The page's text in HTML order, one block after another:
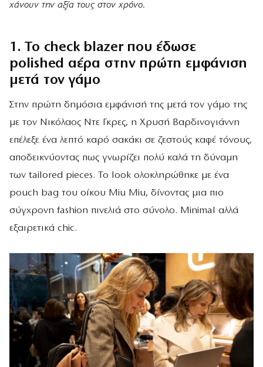
χάνουν την αξία τους στον χρόνο.
1. Το check blazer που έδωσε
polished αέρα στην πρώτη εμφάνιση
μετά τον γάμο
Στην πρώτη δημόσια εμφάνισή της μετά τον γάμο της
με τον Νικόλαος Ντε Γκρες, η Χρυσή Βαρδινογιάννη
επέλεξε ένα λεπτό καρό σακάκι σε ζεστούς καφέ τόνους,
αποδεικνύοντας πως γνωρίζει πολύ καλά τη δύναμη
των tailored pieces. Το look ολοκληρώθηκε με ένα
pouch bag του οίκου Miu Miu, δίνοντας μια πιο
σύγχρονη fashion πινελιά στο σύνολο. Minimal αλλά
εξαιρετικά chic.